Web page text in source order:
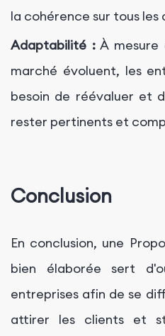
la cohérence sur tous
Adaptabilité :À mesure
marché évoluent, les
besoin de réévaluer et
rester pertinents et
Conclusion
En conclusion, une
bien élaborée sert
entreprises afin de se
attirer les clients et